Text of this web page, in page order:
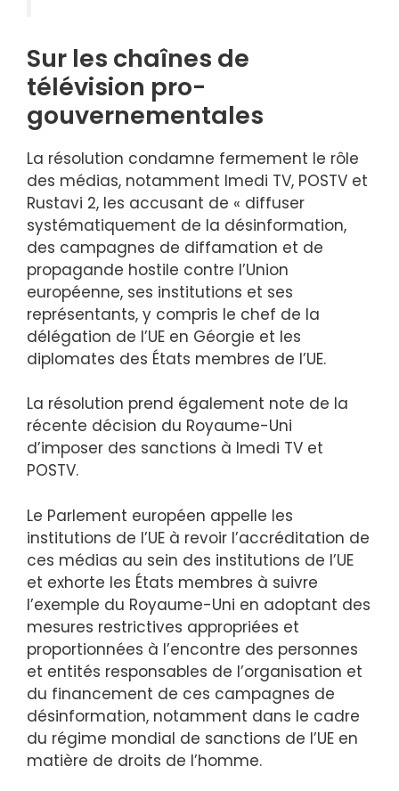
Sur les chaînes de
télévision pro-
gouvernementales
La résolution condamne fermement le rôle
des médias, notamment Imedi TV, POSTV et
Rustavi 2, les accusant de « diffuser
systématiquement de la désinformation,
des campagnes de diffamation et de
propagande hostile contre l’Union
européenne, ses institutions et ses
représentants, y compris le chef de la
délégation de l’UE en Géorgie et les
diplomates des États membres de l’UE.
La résolution prend également note de la
récente décision du Royaume-Uni
d’imposer des sanctions à Imedi TV et
POSTV.
Le Parlement européen appelle les
institutions de l’UE à revoir l’accréditation de
ces médias au sein des institutions de l’UE
et exhorte les États membres à suivre
l’exemple du Royaume-Uni en adoptant des
mesures restrictives appropriées et
proportionnées à l’encontre des personnes
et entités responsables de l’organisation et
du financement de ces campagnes de
désinformation, notamment dans le cadre
du régime mondial de sanctions de l’UE en
matière de droits de l’homme.